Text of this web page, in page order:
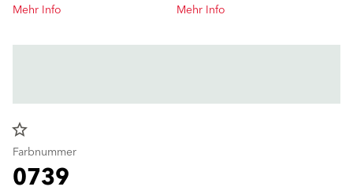
Mehr Info Mehr Info
star_border
Farbnummer
0739